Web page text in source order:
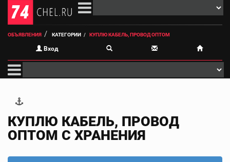
ОБЪЯВЛЕНИЯ КАТЕГОРИИ КУПЛЮ КАБЕЛЬ, ПРОВОД ОПТОМ
Вход
КУПЛЮ КАБЕЛЬ, ПРОВОД
ОПТОМ С ХРАНЕНИЯ